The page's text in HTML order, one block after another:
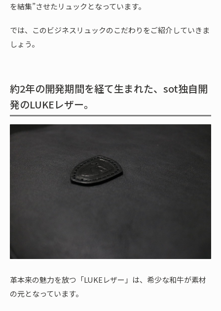
を結集”させたリュックとなっています。
では、このビジネスリュックのこだわりをご紹介していきま
しょう。
約2年の開発期間を経て生まれた、sot独自開
発のLUKEレザー。
革本来の魅力を放つ「LUKEレザー」は、希少な和牛が素材
の元となっています。